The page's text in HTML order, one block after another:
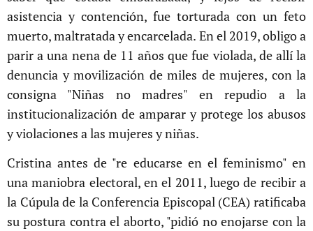
asistencia y contención, fue torturada con un feto
muerto, maltratada y encarcelada. En el 2019, obligo a
parir a una nena de 11 años que fue violada, de allí la
denuncia y movilización de miles de mujeres, con la
consigna "Niñas no madres" en repudio a la
institucionalización de amparar y protege los abusos
y violaciones a las mujeres y niñas.
Cristina antes de "re educarse en el feminismo" en
una maniobra electoral, en el 2011, luego de recibir a
la Cúpula de la Conferencia Episcopal (CEA) ratificaba
su postura contra el aborto, "pidió no enojarse con la